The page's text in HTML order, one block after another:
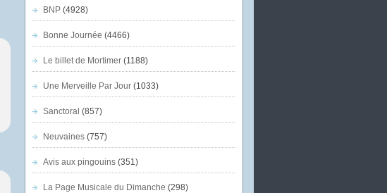
BNP(4928)
Bonne Journée (4466)
Le billet de Mortimer(1188)
Une Merveille Par Jour(1033)
Sanctoral (857)
Neuvaines(757)
Avis aux pingouins(351)
La Page Musicale du Dimanche (298)